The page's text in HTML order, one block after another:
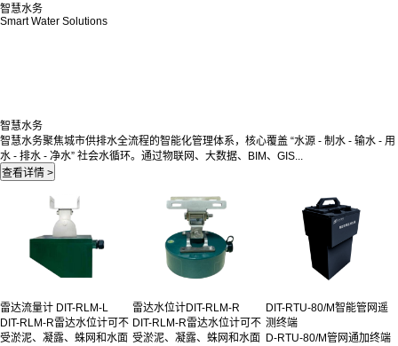
智慧水务
Smart Water Solutions
智慧水务
智慧水务聚焦城市供排水全流程的智能化管理体系，核心覆盖 “水源 - 制水 - 输水 - 用
水 - 排水 - 净水” 社会水循环。通过物联网、大数据、BIM、GIS...
雷达流量计 DIT-RLM-L
DIT-RLM-R雷达水位计可不
受淤泥、凝露、蛛网和水面
雷达水位计DIT-RLM-R
DIT-RLM-R雷达水位计可不
受淤泥、凝露、蛛网和水面
DIT-RTU-80/M智能管网遥
测终端
D-RTU-80/M管网通加终端